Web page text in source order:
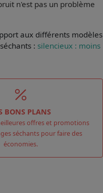
n'est pas un problème
aux différents modèles
: silencieux : moins
BONS PLANS
offres et promotions
séchants pour faire des
économies.